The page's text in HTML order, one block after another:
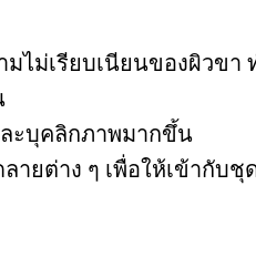
ไม่เรียบเนียนของผิวขา
ะบุคลิกภาพมากขึ้น
ายต่าง ๆ เพื่อให้เข้ากับชุ